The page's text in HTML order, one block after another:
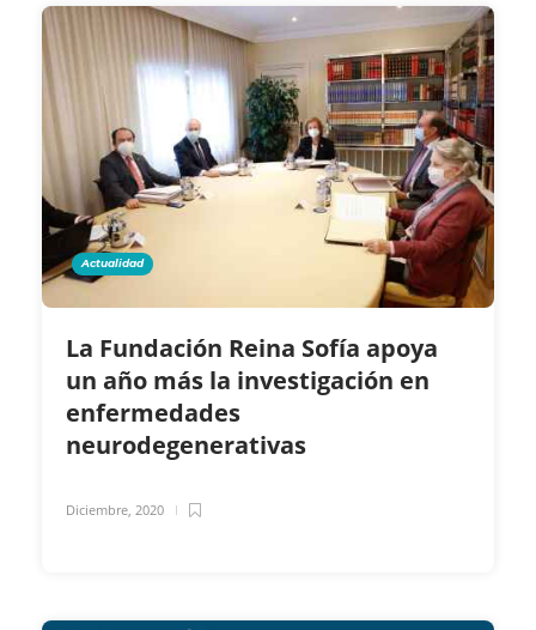
Actualidad
La Fundación Reina Sofía apoya
un año más la investigación en
enfermedades
neurodegenerativas
Diciembre, 2020